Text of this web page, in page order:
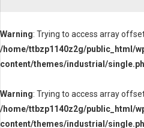
Warning: Trying to access array
/home/ttbzp1140z2g/public_html/
content/themes/industrial/
Warning: Trying to access array
/home/ttbzp1140z2g/public_html/
content/themes/industrial/